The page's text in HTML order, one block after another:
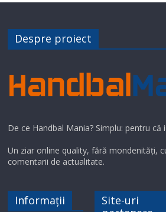
Despre proiect
De ce Handbal Mania? Simplu: pentru că
Un ziar online quality, fără mondenități,
comentarii de actualitate.
Informații
Site-uri